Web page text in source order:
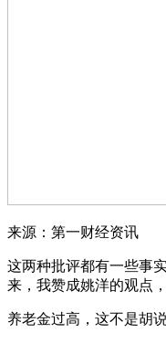
来源：第一财经资讯
这两种批评都有一些事
来，我赞成姚洋的观点
养老金过高，这不是胡